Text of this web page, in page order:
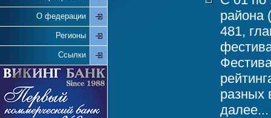
О федерации
Регионы
Ссылки
района
481,
разных
далее...